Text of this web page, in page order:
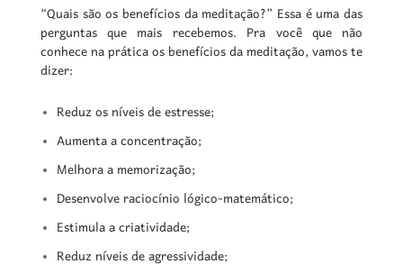
“Quais são os benefícios da meditação?” Essa é uma das
perguntas que mais recebemos. Pra você que não
conhece na prática os benefícios da meditação, vamos te
dizer:
Reduz os níveis de estresse;
Aumenta a concentração;
Melhora a memorização;
Desenvolve raciocínio lógico-matemático;
Estimula a criatividade;
Reduz níveis de agressividade;